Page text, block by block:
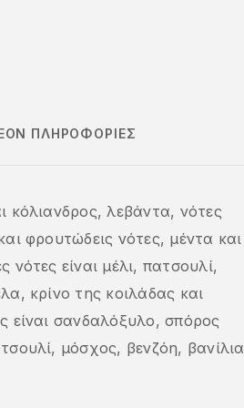
ΠΛΗΡΟΦΟΡΊΕΣ
κόλιανδρος, λεβάντα, νότες
φρουτώδεις νότες, μέντα και
νότες είναι μέλι, πατσουλί,
κρίνο της κοιλάδας και
είναι σανδαλόξυλο, σπόρος
μόσχος, βενζόη, βανίλια